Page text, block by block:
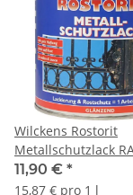
Wilckens Rostorit
Metallschutzlack
Tiefschwarz
11,90 € *
15,87 € pro 1 l